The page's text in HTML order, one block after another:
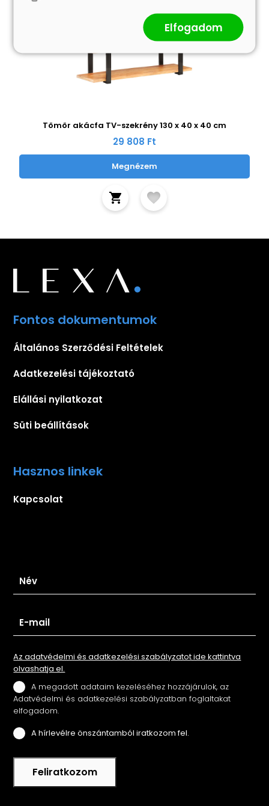
Tömör akácfa TV-szekrény 130 x 40 x 40 cm
29 808 Ft
Megnézem
Fontos dokumentumok
Általános Szerződési Feltételek
Adatkezelési tájékoztató
Elállási nyilatkozat
Süti beállítások
Hasznos linkek
Kapcsolat
Az adatvédelmi és adatkezelési szabályzatot ide kattintva
olvashatja el.
A megadott adataim kezeléséhez hozzájárulok, az
Adatvédelmi és adatkezelési szabályzatban foglaltakat
elfogadom.
A hírlevélre önszántamból iratkozom fel.
Feliratkozom
Elfogadom